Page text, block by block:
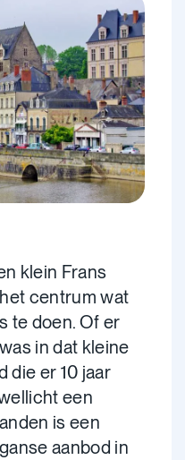
klein Frans
centrum wat
te doen. Of er
in dat kleine
die er 10 jaar
een
is een
aanbod in